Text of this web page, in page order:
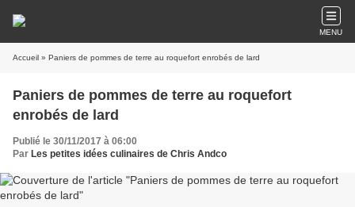
MENU
Accueil » Paniers de pommes de terre au roquefort enrobés de lard
Paniers de pommes de terre au roquefort
enrobés de lard
Publié le 30/11/2017 à 06:00
Par Les petites idées culinaires de Chris Andco